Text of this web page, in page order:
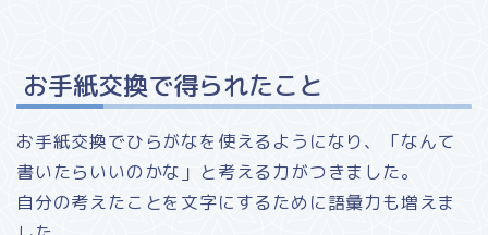
お手紙交換で得られたこと
お手紙交換でひらがなを使えるようになり、「なんて
書いたらいいのかな」と考える力がつきました。
自分の考えたことを文字にするために語彙力も増えま